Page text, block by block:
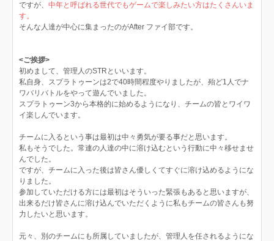
ですが、 中年と呼ばれる世代でもゲームで楽しみたい方はたくさんいま
す。
そんな人達が中心に集まったのがAfter ファイ部です。
<ご挨拶>
初めまして、管理人のSTRといいます。
私自身、スプラトゥーンは2で40時間程度やりましたが、殆ど1人でナ
ワバリバトルをやって遊んでいました。
スプラトゥーン3から本格的に始めるようになり、チームの皆とワイワ
イ楽しんでいます。
チームに入るという事は最初は中々勇気が要る事だと思います。
私もそうでした。常連の人達の中に溶け込むという行動に中々移せませ
んでした。
ですが、チームに入った後は皆さん優しくてすぐに溶け込めるようにな
りました。
参加していただける方には最初はそういった緊張もあると思いますが、
出来るだけ皆さんに溶け込んでいただくように私もチームの皆さんも努
力したいと思います。
元々、別のチームにも所属していましたが、管理人を任されるようにな